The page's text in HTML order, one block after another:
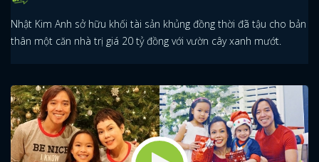
Nhật Kim Anh sở hữu khối tài sản khủng đồng thời đã tậu cho bản
thân một căn nhà trị giá 20 tỷ đồng với vườn cây xanh mướt.